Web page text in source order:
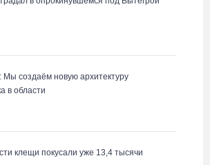
Мы создаём новую архитектуру
в области
клещи покусали уже 13,4 тысячи